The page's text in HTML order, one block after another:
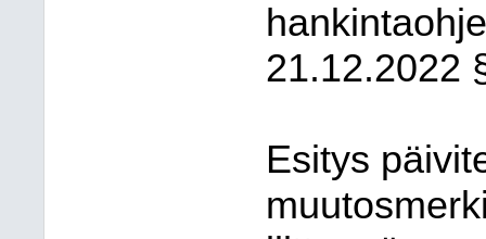
21.12.2022
Esitys